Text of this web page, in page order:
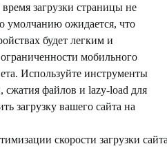
загрузки страницы не
умолчанию ожидается, что
будет легким и
мобильного
Используйте инструменты
файлов и lazy-load для
загрузку вашего сайта на
скорости загрузки